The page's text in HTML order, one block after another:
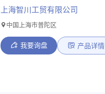
上海智川工贸有限公司
中国上海市普陀区
我要询盘 产品详情